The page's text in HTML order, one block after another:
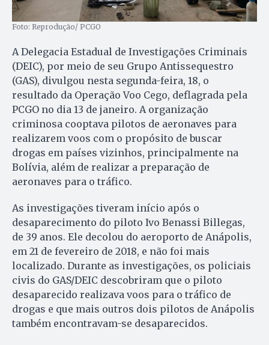
Foto: Reprodução/ PCGO
A Delegacia Estadual de Investigações Criminais
(DEIC), por meio de seu Grupo Antissequestro
(GAS), divulgou nesta segunda-feira, 18, o
resultado da Operação Voo Cego, deflagrada pela
PCGO no dia 13 de janeiro. A organização
criminosa cooptava pilotos de aeronaves para
realizarem voos com o propósito de buscar
drogas em países vizinhos, principalmente na
Bolívia, além de realizar a preparação de
aeronaves para o tráfico.
As investigações tiveram início após o
desaparecimento do piloto Ivo Benassi Billegas,
de 39 anos. Ele decolou do aeroporto de Anápolis,
em 21 de fevereiro de 2018, e não foi mais
localizado. Durante as investigações, os policiais
civis do GAS/DEIC descobriram que o piloto
desaparecido realizava voos para o tráfico de
drogas e que mais outros dois pilotos de Anápolis
também encontravam-se desaparecidos.